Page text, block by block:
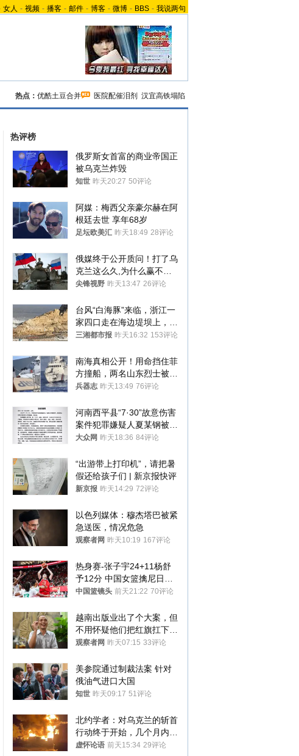
女人 - 视频 - 播客 - 邮件 - 博客 - 微博 - BBS - 我说两句
热点： 优酷土豆合并 医院配催泪剂 汉宜高铁塌陷
热评榜
俄罗斯女首富的商业帝国正
被乌克兰炸毁
知世 昨天20:27 50评论
阿媒：梅西父亲豪尔赫在阿
根廷去世 享年68岁
足坛欧美汇 昨天18:49 28评论
俄媒终于公开质问！打了乌
克兰这么久,为什么赢不了?
答案令人沉默
尖锋视野 昨天13:47 26评论
台风“白海豚”来临，浙江一
家四口走在海边堤坝上，其
中9岁男孩被巨浪卷入海
三湘都市报 昨天16:32 153评论
南海真相公开！用命挡住菲
方撞船，两名山东烈士被授
武警最高荣誉
兵器志 昨天13:49 76评论
河南西平县“7·30”故意伤害
案件犯罪嫌疑人夏某钢被抓
获
大众网 昨天18:36 84评论
“出游带上打印机”，请把暑
假还给孩子们 | 新京报快评
新京报 昨天14:29 72评论
以色列媒体：穆杰塔巴被紧
急送医，情况危急
观察者网 昨天10:19 167评论
热身赛-张子宇24+11杨舒
予12分 中国女篮擒尼日利
亚
中国篮镜头 前天21:22 70评论
越南出版业出了个大案，但
不用怀疑他们把红旗扛下去
的决心
观察者网 昨天07:15 33评论
美参院通过制裁法案 针对
俄油气进口大国
知世 昨天09:17 51评论
北约学者：对乌克兰的斩首
行动终于开始，几个月内乌
将投降
虚怀论语 前天15:34 29评论